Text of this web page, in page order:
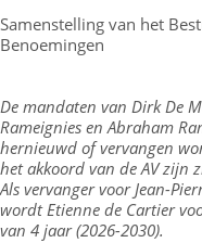
Samenstelling van het
Benoemingen
De mandaten van Dirk De
Rameignies en Abraham
hernieuwd of vervangen
het akkoord van de AV zijn
Als vervanger voor Jean-
wordt Etienne de Cartier
van 4 jaar (2026-2030).